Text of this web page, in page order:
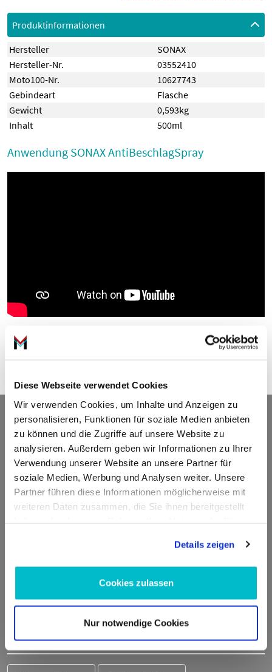
Diese Webseite verwendet Cookies
Wir verwenden Cookies, um Inhalte und Anzeigen zu
personalisieren, Funktionen für soziale Medien anbieten
zu können und die Zugriffe auf unsere Website zu
analysieren. Außerdem geben wir Informationen zu Ihrer
Verwendung unserer Website an unsere Partner für
soziale Medien, Werbung und Analysen weiter. Unsere
Partner führen diese Informationen möglicherweise mit
weiteren Daten zusammen, die Sie ihnen bereitgestellt
Details zeigen
Cookies zulassen
Nur notwendige Cookies
Produktinformationen
Hersteller
SONAX
Hersteller-Nr.
03552410
Moto100-Nr.
10627743
Gebindeart
Flasche
Gewicht
0,593kg
Inhalt
500ml
Anwendung SONAX AntiBeschlagSpray
Referenznummern
Kontakt
ADDED VALUE Unlimited GmbH
Fritz-Müller-Str. 100
73730 Esslingen am Neckar
Deutschland
Telefon:+49 711 21951190
+49 174 1949813